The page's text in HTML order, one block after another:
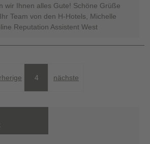
wir Ihnen alles Gute! Schöne Grüße
Team von den H-Hotels, Michelle
Reputation Assistent West
4 nächste